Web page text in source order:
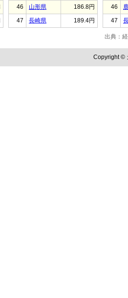
46 山形県
186.8円
47
長崎県 189.4円
46
47
出典：
Copyright ©